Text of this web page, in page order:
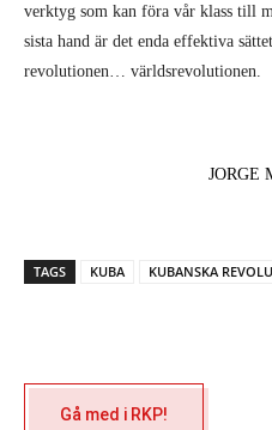
verktyg som kan föra vår klass till
sista hand är det enda effektiva
revolutionen… världsrevolutionen.
JORGE
TAGS KUBA KUBANSKA
Gå med i RKP!